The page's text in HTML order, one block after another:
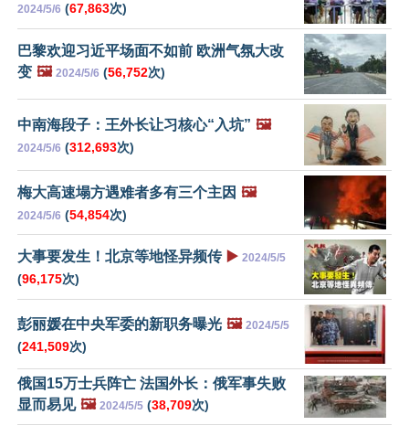
2024/5/6 (67,863次)
巴黎欢迎习近平场面不如前 欧洲气氛大改
变 🖼️ 2024/5/6 (56,752次)
中南海段子：王外长让习核心“入坑” 🖼️
2024/5/6 (312,693次)
梅大高速塌方遇难者多有三个主因 🖼️
2024/5/6 (54,854次)
大事要发生！北京等地怪异频传 ▶️ 2024/5/5
(96,175次)
彭丽媛在中央军委的新职务曝光 🖼️ 2024/5/5
(241,509次)
俄国15万士兵阵亡 法国外长：俄军事失败
显而易见 🖼️ 2024/5/5 (38,709次)